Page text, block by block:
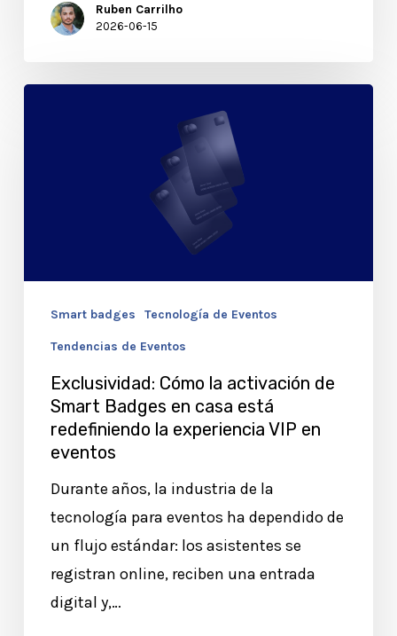
Ruben Carrilho
2026-06-15
casa
está
redefiniendo
experiencia
eventos
Smart badges Tecnología de Eventos
Tendencias de Eventos
Exclusividad: Cómo la activación de
Smart Badges en casa está
redefiniendo la experiencia VIP en
eventos
Durante años, la industria de la
tecnología para eventos ha dependido de
un flujo estándar: los asistentes se
registran online, reciben una entrada
digital y,…